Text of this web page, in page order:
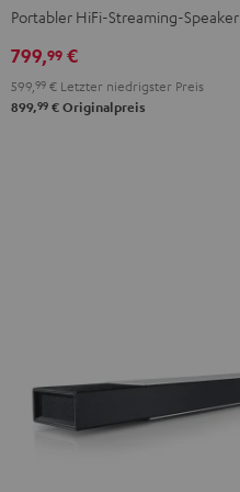
Schwarz
Portabler HiFi-Streaming-Speaker
799,99 €
599, 99 € Letzter niedrigster Preis
899,99 € Originalpreis